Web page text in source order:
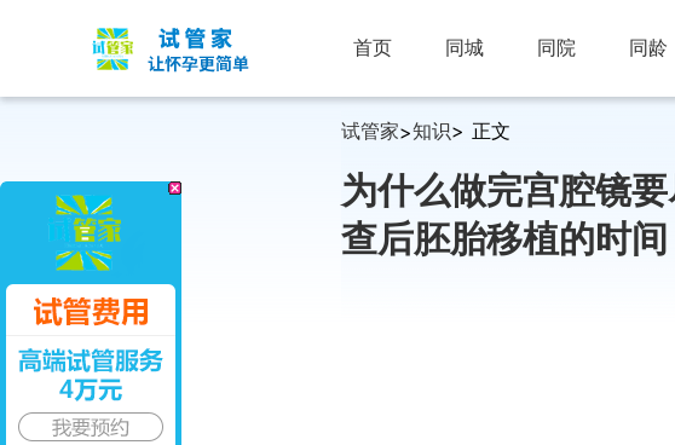
首页 同城 同院 同龄
试管家>知识> 正文
为什么做完宫腔镜
查后胚胎移植的时间